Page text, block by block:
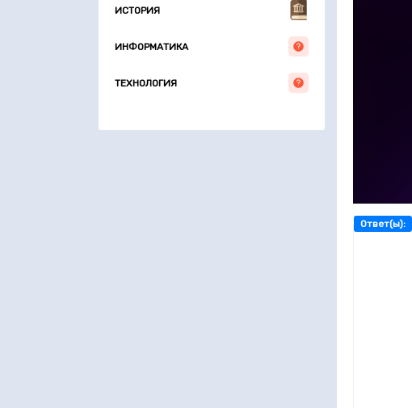
ИСТОРИЯ
ИНФОРМАТИКА
ТЕХНОЛОГИЯ
Ответ(ы):